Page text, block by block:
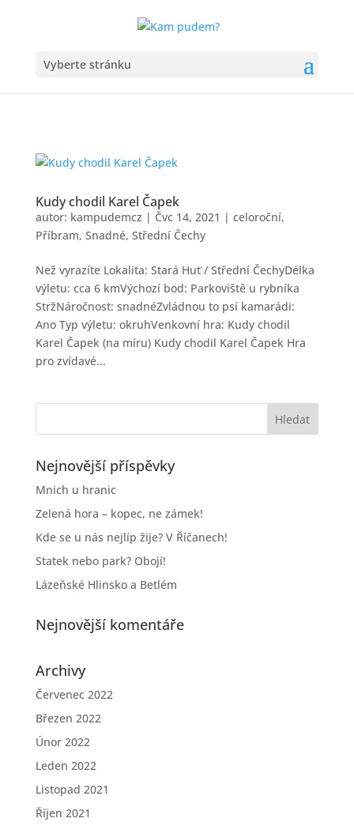
Vyberte stránku
Kudy chodil Karel Čapek
autor: kampudemcz | Čvc 14, 2021 | celoroční,
Příbram, Snadné, Střední Čechy
Než vyrazíte Lokalita: Stará Huť / Střední ČechyDélka
výletu: cca 6 kmVýchozí bod: Parkoviště u rybníka
StržNáročnost: snadnéZvládnou to psí kamarádi:
Ano Typ výletu: okruhVenkovní hra: Kudy chodil
Karel Čapek (na míru) Kudy chodil Karel Čapek Hra
pro zvídavé...
Nejnovější příspěvky
Mnich u hranic
Zelená hora – kopec, ne zámek!
Kde se u nás nejlíp žije? V Říčanech!
Statek nebo park? Obojí!
Lázeňské Hlinsko a Betlém
Nejnovější komentáře
Archivy
Červenec 2022
Březen 2022
Únor 2022
Leden 2022
Listopad 2021
Říjen 2021